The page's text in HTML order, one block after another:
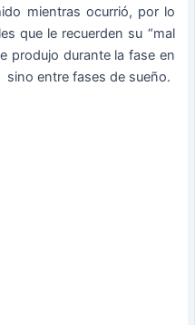
mientras ocurrió, por lo
que le recuerden su “mal
produjo durante la fase en
entre fases de sueño.